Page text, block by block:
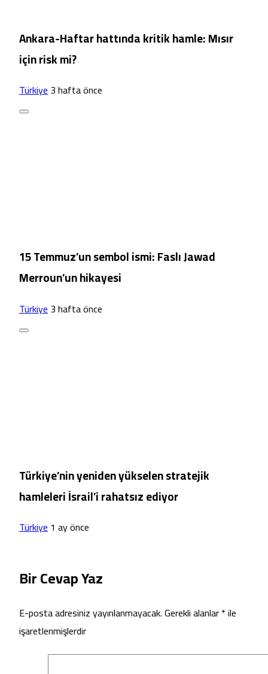
Ankara-Haftar hattında kritik hamle: Mısır
için risk mi?
Türkiye3 hafta önce
15 Temmuz’un sembol ismi: Faslı Jawad
Merroun’un hikayesi
Türkiye3 hafta önce
Türkiye’nin yeniden yükselen stratejik
hamleleri İsrail’i rahatsız ediyor
Türkiye1 ay önce
Bir Cevap Yaz
E-posta adresiniz yayınlanmayacak.Gerekli alanlar*ile
işaretlenmişlerdir